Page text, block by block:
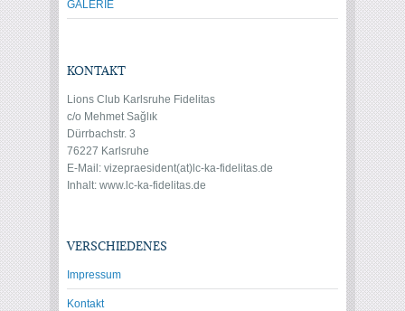
GALERIE
KONTAKT
Lions Club Karlsruhe Fidelitas
c/o Mehmet Sağlık
Dürrbachstr. 3
76227 Karlsruhe
E-Mail: vizepraesident(at)lc-ka-fidelitas.de
Inhalt: www.lc-ka-fidelitas.de
VERSCHIEDENES
Impressum
Kontakt